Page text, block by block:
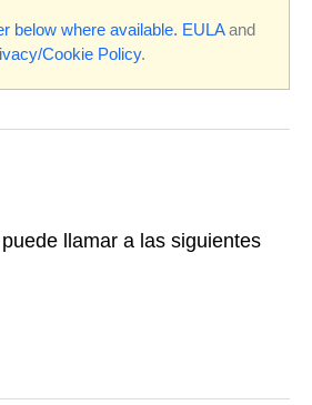
below where available. EULAand
Cookie Policy.
llamar a las siguientes